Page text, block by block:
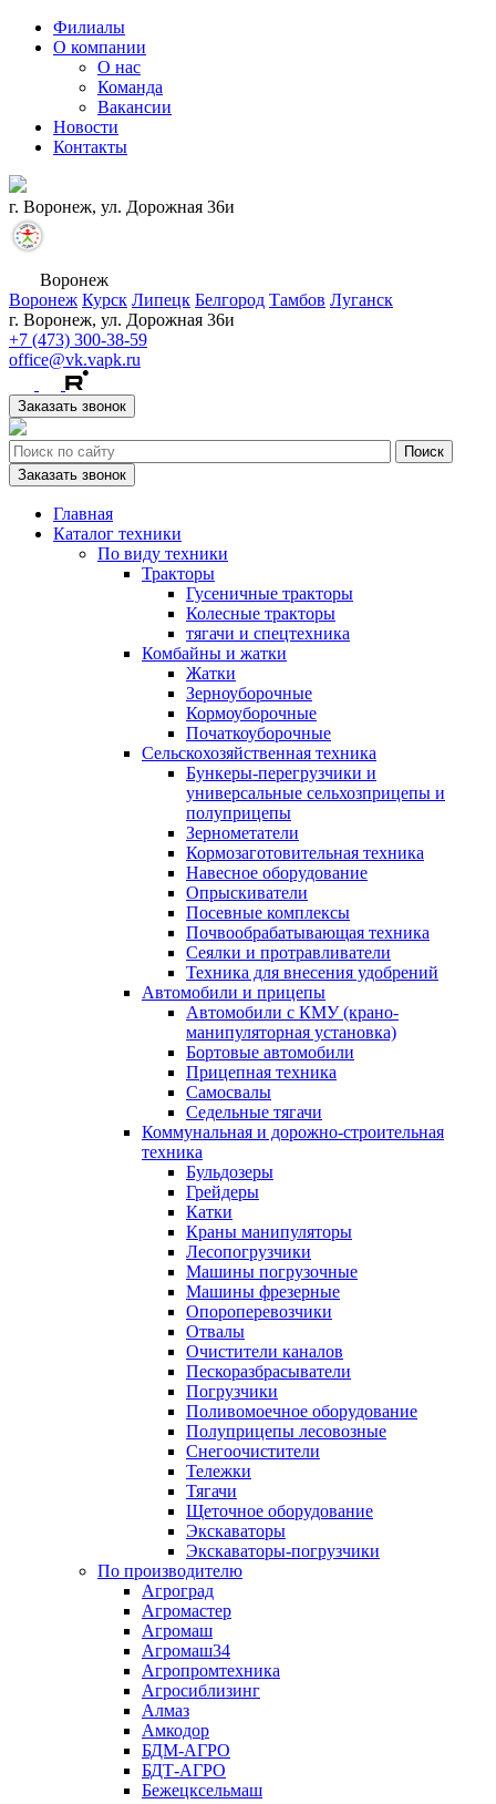
Филиалы
О компании
О нас
Команда
Вакансии
Новости
Контакты
г. Воронеж, ул. Дорожная 36и
Воронеж
Воронеж Курск Липецк Белгород Тамбов Луганск
г. Воронеж, ул. Дорожная 36и
+7 (473) 300-38-59
office@vk.vapk.ru
Заказать звонок
Заказать звонок
Главная
Каталог техники
По виду техники
Тракторы
Гусеничные тракторы
Колесные тракторы
тягачи и спецтехника
Комбайны и жатки
Жатки
Зерноуборочные
Кормоуборочные
Початкоуборочные
Сельскохозяйственная техника
Бункеры-перегрузчики и
универсальные сельхозприцепы и
полуприцепы
Зернометатели
Кормозаготовительная техника
Навесное оборудование
Опрыскиватели
Посевные комплексы
Почвообрабатывающая техника
Сеялки и протравливатели
Техника для внесения удобрений
Автомобили и прицепы
Автомобили с КМУ (крано-
манипуляторная установка)
Бортовые автомобили
Прицепная техника
Самосвалы
Седельные тягачи
Коммунальная и дорожно-строительная
техника
Бульдозеры
Грейдеры
Катки
Краны манипуляторы
Лесопогрузчики
Машины погрузочные
Машины фрезерные
Опороперевозчики
Отвалы
Очистители каналов
Пескоразбрасыватели
Погрузчики
Поливомоечное оборудование
Полуприцепы лесовозные
Снегоочистители
Тележки
Тягачи
Щеточное оборудование
Экскаваторы
Экскаваторы-погрузчики
По производителю
Агроград
Агромастер
Агромаш
Агромаш34
Агропромтехника
Агросиблизинг
Алмаз
Амкодор
БДМ-АГРО
БДТ-АГРО
Бежецксельмаш